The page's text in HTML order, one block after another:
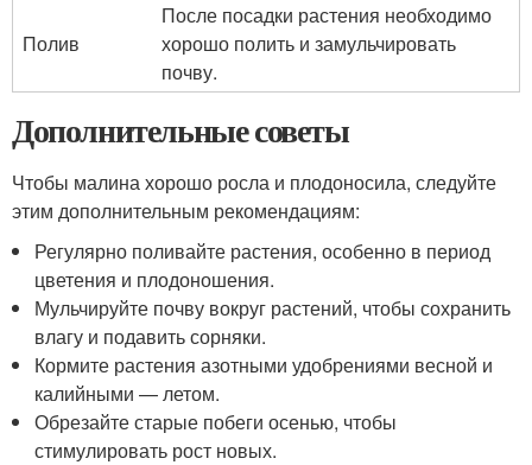
Полив
После посадки растения необходимо
хорошо полить и замульчировать
почву.
Дополнительные советы
Чтобы малина хорошо росла и плодоносила, следуйте
этим дополнительным рекомендациям:
Регулярно поливайте растения, особенно в период
цветения и плодоношения.
Мульчируйте почву вокруг растений, чтобы сохранить
влагу и подавить сорняки.
Кормите растения азотными удобрениями весной и
калийными — летом.
Обрезайте старые побеги осенью, чтобы
стимулировать рост новых.